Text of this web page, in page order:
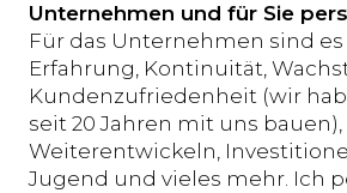
Unternehmen und für Sie
Für das Unternehmen sind
Erfahrung, Kontinuität,
Kundenzufriedenheit (wir
seit 20 Jahren mit uns
Weiterentwickeln,
Jugend und vieles mehr. Ich